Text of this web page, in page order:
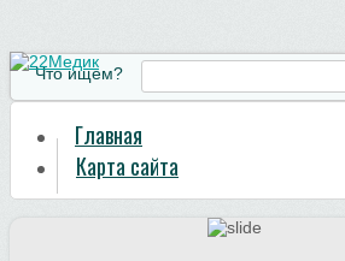
Что ищем?
Главная
Карта сайта